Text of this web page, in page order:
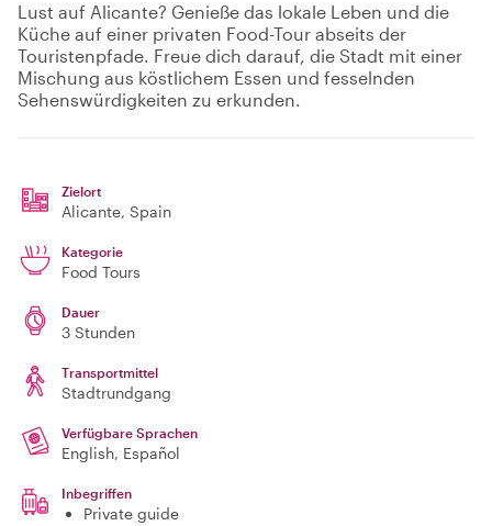
Lust auf Alicante? Genieße das lokale Leben und die
Küche auf einer privaten Food-Tour abseits der
Touristenpfade. Freue dich darauf, die Stadt mit einer
Mischung aus köstlichem Essen und fesselnden
Sehenswürdigkeiten zu erkunden.
Zielort
Alicante, Spain
Kategorie
Food Tours
Dauer
3 Stunden
Transportmittel
Stadtrundgang
Verfügbare Sprachen
English, Español
Inbegriffen
Private guide